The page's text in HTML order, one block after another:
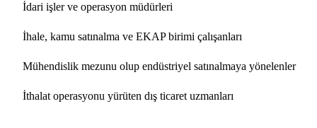
İdari işler ve operasyon müdürleri
İhale, kamu satınalma ve EKAP birimi çalışanları
Mühendislik mezunu olup endüstriyel satınalmaya yönelenler
İthalat operasyonu yürüten dış ticaret uzmanları